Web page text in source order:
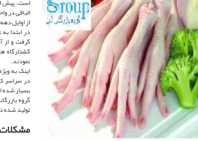
الباقی در
از اوایل
در ابتدا
گرفت و از
کشتارگاه
نمودند.
اینک به
در سراسر
بسیار
گروه
تولید شده